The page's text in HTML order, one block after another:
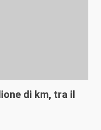
di km, tra il